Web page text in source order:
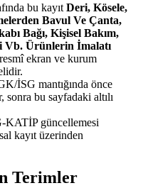
bu kayıt Deri, Kösele,
Bavul Ve Çanta,
Bağı, Kişisel Bakım,
Vb. Ürünlerin İmalatı
ekran ve kurum
İSG mantığında önce
bu sayfadaki altılı
KATİP güncellemesi
kayıt üzerinden
Terimler